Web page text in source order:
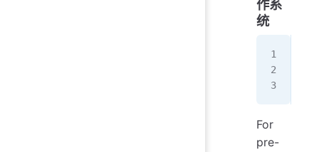
作系
统
For
pre-